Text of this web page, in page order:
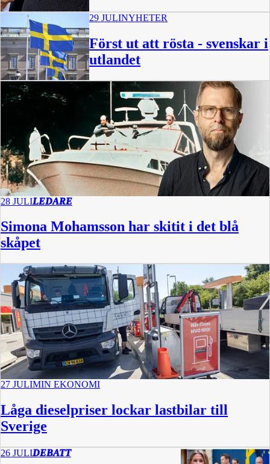
29 JULINYHETER
Först ut att rösta - svenskar i
utlandet
28 JULILEDARE
Simona Mohamsson har skitit i det blå
skåpet
27 JULIMIN EKONOMI
Låga dieselpriser lockar lastbilar till
Sverige
26 JULIDEBATT